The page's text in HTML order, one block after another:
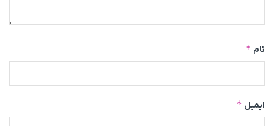
نام *
ایمیل *